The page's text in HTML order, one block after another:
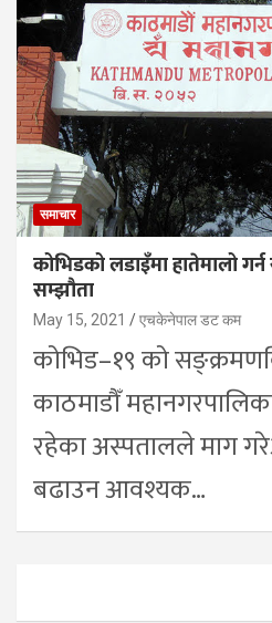
समाचार
कोभिडको लडाइँमा हातेमालो
सम्झौता
May 15, 2021 एचकेनेपाल डट कम
कोभिड–१९ को
काठमाडौँ
रहेका अस्पतालले माग
बढाउन आवश्यक…